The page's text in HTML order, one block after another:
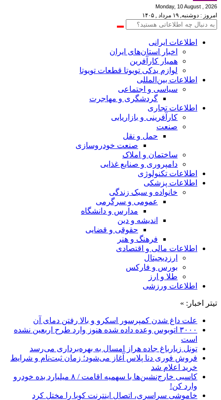
Monday, 10 August , 2026
امروز : دوشنبه, ۱۹ مرداد , ۱۴۰۵
اطلاعات‌ ‎ایرانی
اخبار استان‌های ایران
همیار کارآفرین
لوازم یدکی تویوتا قطعات تویوتا
اطلاعات بین‌المللی
سیاسی و اجتماعی
گردشگری و مهاجرت
اطلاعات تجاری
کارآفرینی و بازاریابی
صنعت
حمل و نقل
صنعت خودروسازی
ساختمان و املاک
دامپروری و صنایع غذایی
اطلاعات تکنولوژی
اطلاعات پزشکی
خانواده و سبک زندگی
عمومی و سرگرمی
مدارس و دانشگاه
اندیشه و دین
حقوقی و قضایی
فرهنگ و هنر
اطلاعات مالی و اقتصادی
ارزدیجیتال
بورس و فارکس
طلا و ارز
اطلاعات ورزشی
تیتر اخبار: »
علت داغ شدن کمپرسور اسکرو و بالا رفتن دمای آن
۳۰۰۰ اتوبوس وعده داده شده هنوز وارد طرح اربعین نشده
است
تونل زیارباغ جاده هراز امسال به بهره‌برداری می‌رسد
فروش فوری دنا پلاس آغاز می‌شود؛ زمان ثبت‌نام و شرایط
خرید اعلام شد
کاسبی خارج‌نشین‌ها با سهمیه اقامت / ۸ میلیارد بده خودرو
وارد کن!
خاموشی سراسری، اتصال اینترنت کوبا را مختل کرد